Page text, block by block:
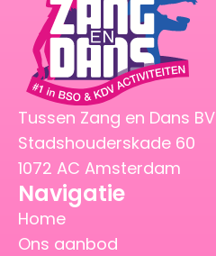
Tussen Zang en Dans BV
Stadshouderskade 60
1072 AC Amsterdam
Navigatie
Home
Ons aanbod